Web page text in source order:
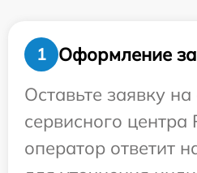
1
Оформление
Оставьте заявку на
сервисного
оператор ответит